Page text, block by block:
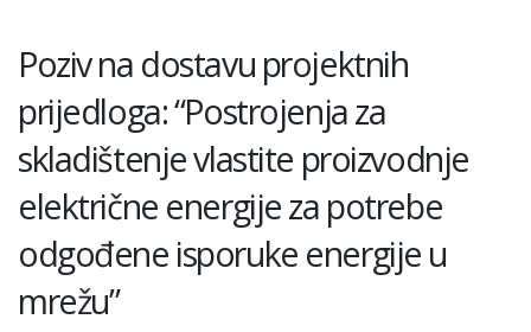
Poziv na dostavu projektnih
prijedloga: “Postrojenja za
skladištenje vlastite proizvodnje
električne energije za potrebe
odgođene isporuke energije u
mrežu”